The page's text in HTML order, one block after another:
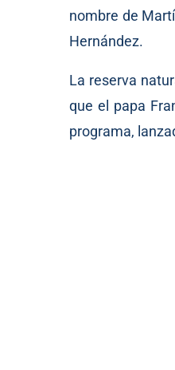
nombre de
Hernández.
La reserva
que el papa
programa,